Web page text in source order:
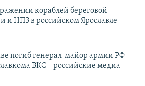
кораблей береговой
и НПЗ в российском Ярославле
погиб генерал-майор армии РФ
ВКС – российские медиа